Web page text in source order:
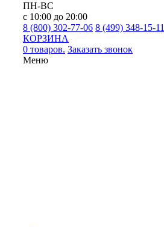
ПН-ВС
с 10:00 до 20:00
8 (800) 302-77-06 8 (499) 348-15-11
КОРЗИНА
0 товаров. Заказать звонок
Меню